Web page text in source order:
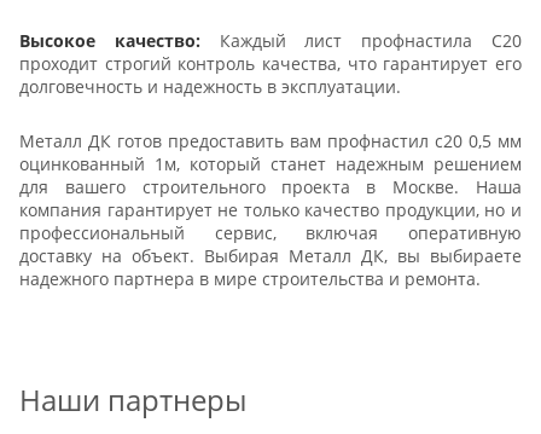
Высокое качество: Каждый лист профнастила С20
проходит строгий контроль качества, что гарантирует его
долговечность и надежность в эксплуатации.
Металл ДК готов предоставить вам профнастил с20 0,5 мм
оцинкованный 1м, который станет надежным решением
для вашего строительного проекта в Москве. Наша
компания гарантирует не только качество продукции, но и
профессиональный сервис, включая оперативную
доставку на объект. Выбирая Металл ДК, вы выбираете
надежного партнера в мире строительства и ремонта.
Наши партнеры